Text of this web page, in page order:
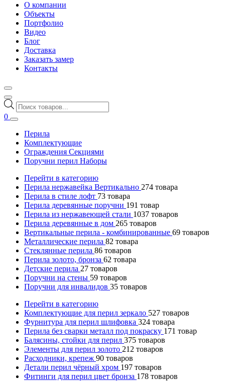
О компании
Объекты
Портфолио
Видео
Блог
Доставка
Заказать замер
Контакты
Поиск
товаров
0
Перила
Комплектующие
Ограждения Секциями
Поручни перил Наборы
Перейти в категорию
Перила нержавейка Вертикально 274 товара
Перила в стиле лофт 73 товара
Перила деревянные поручни 191 товар
Перила из нержавеющей стали 1037 товаров
Перила деревянные в дом 265 товаров
Вертикальные перила - комбинированные 69 товаров
Металлические перила 82 товара
Стеклянные перила 86 товаров
Перила золото, бронза 62 товара
Детские перила 27 товаров
Поручни на стены 59 товаров
Поручни для инвалидов 35 товаров
Перейти в категорию
Комплектующие для перил зеркало 527 товаров
Фурнитура для перил шлифовка 324 товара
Перила без сварки металл под покраску 171 товар
Балясины, стойки для перил 375 товаров
Элементы для перил золото 212 товаров
Расходники, крепеж 90 товаров
Детали перил чёрный хром 197 товаров
Фитинги для перил цвет бронза 178 товаров